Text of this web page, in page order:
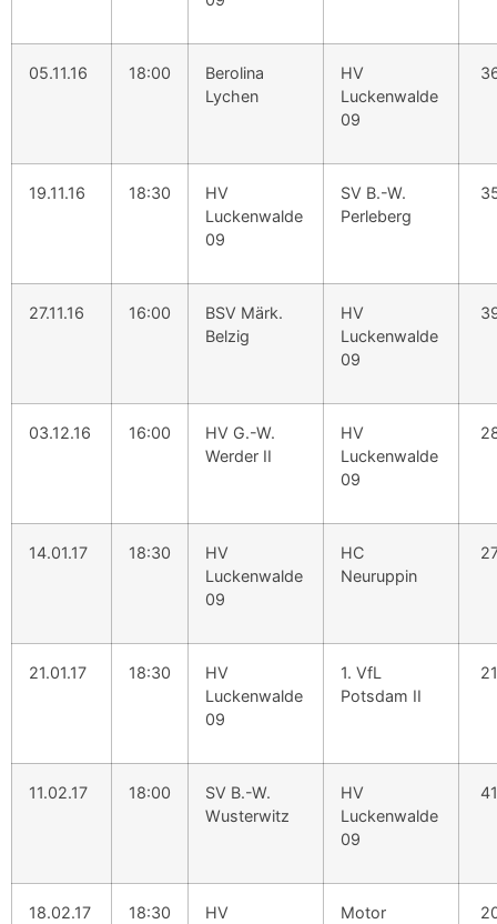
05.11.16 18:00
Berolina
Lychen
HV
Luckenwalde
09
19.11.16 18:30
HV
Luckenwalde
09
SV B.-W.
Perleberg
27.11.16 16:00
BSV Märk.
Belzig
HV
Luckenwalde
09
03.12.16 16:00
HV G.-W.
Werder II
HV
Luckenwalde
09
14.01.17 18:30
HV
Luckenwalde
09
HC
Neuruppin
21.01.17 18:30
HV
Luckenwalde
09
1. VfL
Potsdam II
11.02.17 18:00
SV B.-W.
Wusterwitz
HV
Luckenwalde
09
18.02.17 18:30 HV Motor